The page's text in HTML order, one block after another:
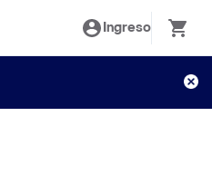
Ingreso